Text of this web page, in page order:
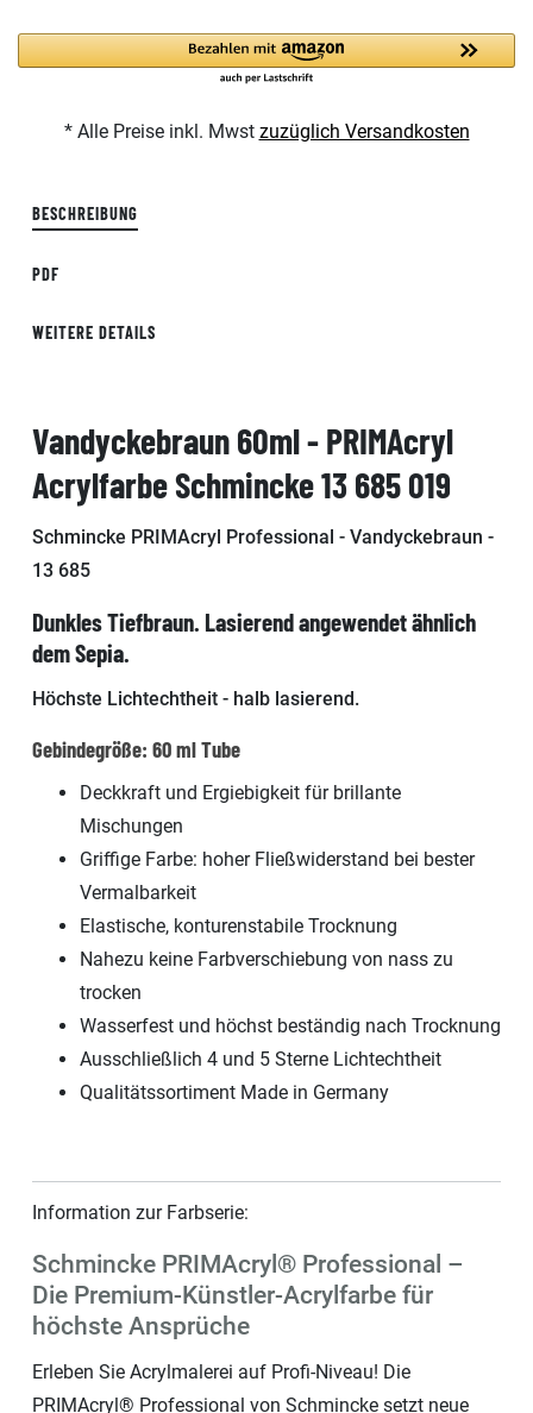
* Alle Preise inkl. Mwst zuzüglich Versandkosten
BESCHREIBUNG
PDF
WEITERE DETAILS
Vandyckebraun 60ml - PRIMAcryl
Acrylfarbe Schmincke 13 685 019
Schmincke PRIMAcryl Professional - Vandyckebraun -
13 685
Dunkles Tiefbraun. Lasierend angewendet ähnlich
dem Sepia.
Höchste Lichtechtheit - halb lasierend.
Gebindegröße: 60 ml Tube
Deckkraft und Ergiebigkeit für brillante
Mischungen
Griffige Farbe: hoher Fließwiderstand bei bester
Vermalbarkeit
Elastische, konturenstabile Trocknung
Nahezu keine Farbverschiebung von nass zu
trocken
Wasserfest und höchst beständig nach Trocknung
Ausschließlich 4 und 5 Sterne Lichtechtheit
Qualitätssortiment Made in Germany
Information zur Farbserie:
Schmincke PRIMAcryl® Professional –
Die Premium-Künstler-Acrylfarbe für
höchste Ansprüche
Erleben Sie Acrylmalerei auf Profi-Niveau! Die
PRIMAcryl® Professional von Schmincke setzt neue